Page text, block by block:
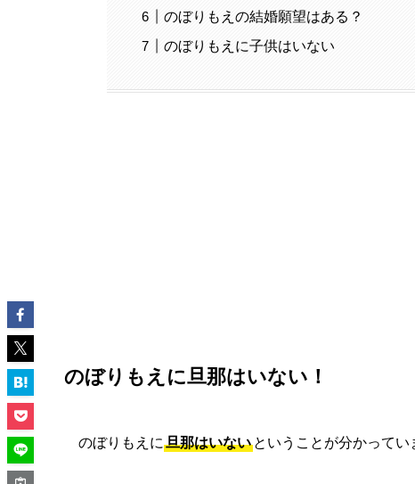
のぼりもえの結婚願望はある？
のぼりもえに子供はいない
のぼりもえに旦那はいない！
のぼりもえに 旦那はいない ということが分かってい